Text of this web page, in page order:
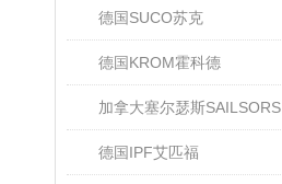
德国SUCO苏克
德国KROM霍科德
加拿大塞尔瑟斯SAILSORS
德国IPF艾匹福